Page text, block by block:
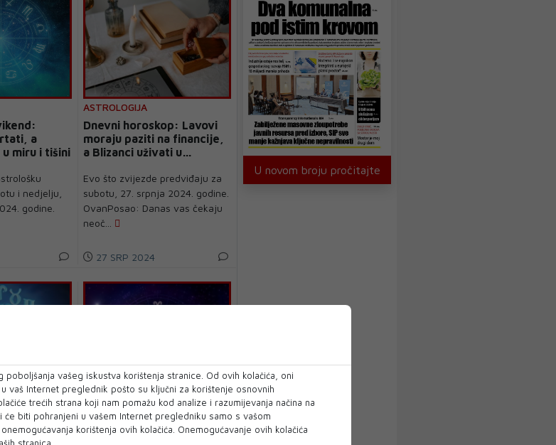
a
miru i tišini
i nedjelju,
godine.
ASTROLOGIJA
Dnevni horoskop: Lavovi
moraju paziti na financije,
a Blizanci uživati u
Evo što zvijezde predviđaju za
subotu, 27. srpnja 2024. godine.
OvanPosao: Danas vas čekaju
neoč...
27 SRP 2024
Ovnovi
važne
ASTROLOGIJA
Tri horoskopska znaka koja
premalo brinu o svom
U novom broju pročitajte
vašeg iskustva korištenja stranice. Od ovih kolačića, oni
vaš Internet preglednik pošto su ključni za korištenje osnovnih
trećih strana koji nam pomažu kod analize i razumijevanja načina na
će biti pohranjeni u vašem Internet pregledniku samo s vašom
korištenja ovih kolačića. Onemogućavanje ovih kolačića